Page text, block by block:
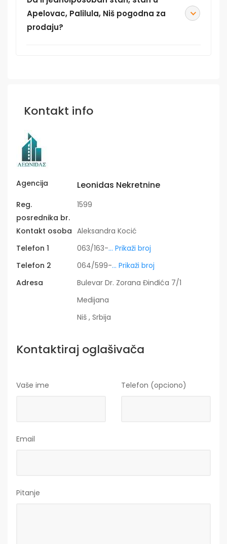
Apelovac, Palilula, Niš pogodna za
prodaju?
Kontakt info
Agencija Leonidas Nekretnine
Reg.
posrednika br.
1599
Kontakt osoba Aleksandra Kocić
Telefon 1
063/163-... Prikaži broj
Telefon 2
064/599-... Prikaži broj
Adresa
Bulevar Dr. Zorana Đinđića 7/1
Medijana
Niš , Srbija
Kontaktiraj oglašivača
Vaše ime Telefon (opciono)
Email
Pitanje